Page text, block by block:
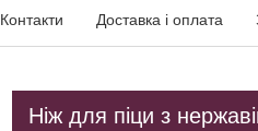
Контакти Доставка і оплата
Ніж для піци з